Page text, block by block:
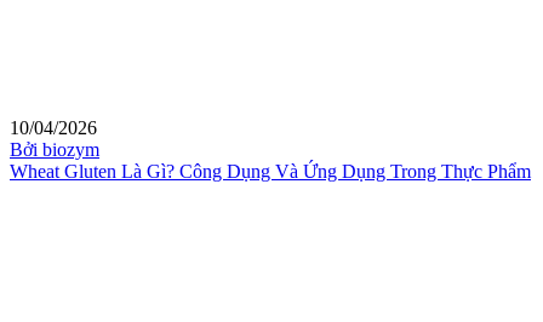
10/04/2026
Bởi biozym
Wheat Gluten Là Gì? Công Dụng Và Ứng Dụng Trong Thực Phẩm